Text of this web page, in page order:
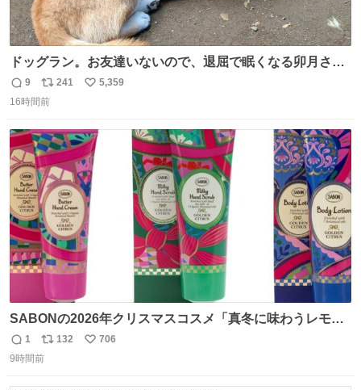
ドッグラン。お友達いないので、退屈で眠くなる卯月さ
ん。 #柴犬卯月
返
信
9
リ
ポ
ト
数
241
い
数
5,359
16時間前
SABONの2026年クリスマスコスメ「真冬に味わうレモン
ティーの香り」限定ボディスクラブ＆バスオイルなど -
fashion-press.net/news/149659
返
信
1
リ
ポ
132
い
706
9時間前